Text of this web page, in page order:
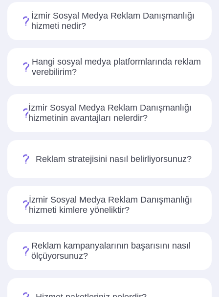
İzmir Sosyal Medya Reklam Danışmanlığı
hizmeti nedir?
Hangi sosyal medya platformlarında reklam
verebilirim?
İzmir Sosyal Medya Reklam Danışmanlığı
hizmetinin avantajları nelerdir?
Reklam stratejisini nasıl belirliyorsunuz?
İzmir Sosyal Medya Reklam Danışmanlığı
hizmeti kimlere yöneliktir?
Reklam kampanyalarının başarısını nasıl
ölçüyorsunuz?